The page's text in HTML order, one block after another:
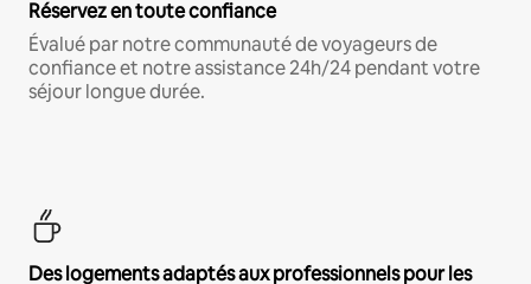
Réservez en toute confiance
Évalué par notre communauté de voyageurs de
confiance et notre assistance 24h/24 pendant votre
séjour longue durée.
Des logements adaptés aux professionnels pour les